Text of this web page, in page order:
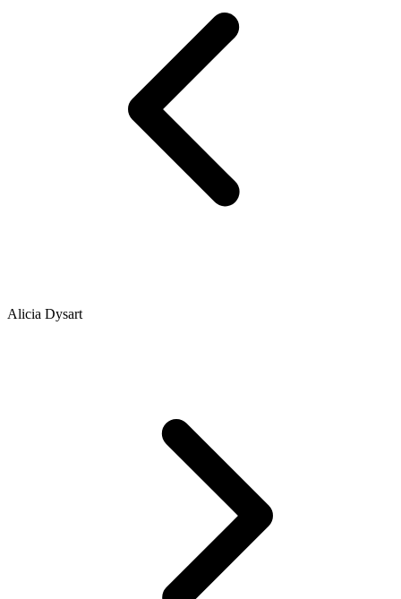
Alicia Dysart